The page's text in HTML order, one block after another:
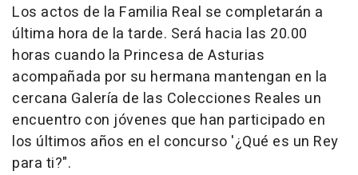
Los actos de la Familia Real se completarán a
última hora de la tarde. Será hacia las 20.00
horas cuando la Princesa de Asturias
acompañada por su hermana mantengan en la
cercana Galería de las Colecciones Reales un
encuentro con jóvenes que han participado en
los últimos años en el concurso '¿Qué es un Rey
para ti?".